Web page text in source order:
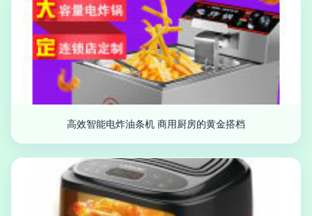
高效智能电炸油条机 商用厨房的黄金搭档